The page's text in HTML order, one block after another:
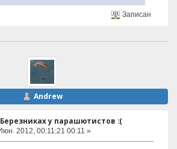
Записан
Andrew
у парашютистов :(
2012, 00:11:21 00:11 »